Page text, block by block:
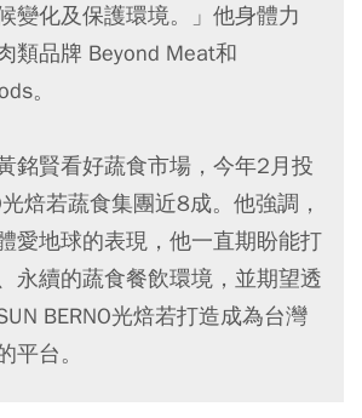
變化及保護環境。」他身體力
類品牌 Beyond Meat和
。
銘賢看好蔬食市場，今年2月投
光焙若蔬食集團近8成。他強調，
愛地球的表現，他一直期盼能打
永續的蔬食餐飲環境，並期望透
BERNO光焙若打造成為台灣
平台。